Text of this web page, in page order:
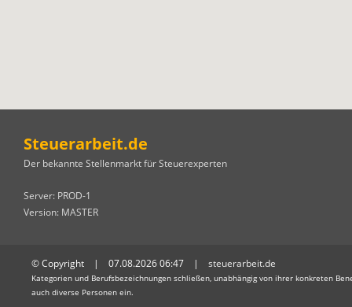
Steuerarbeit.de
Der bekannte Stellenmarkt für Steuerexperten
Server: PROD-1
Version: MASTER
© Copyright | 07.08.2026 06:47 | steuerarbeit.de
Kategorien und Berufsbezeichnungen schließen, unabhängig von ihrer konkreten
auch diverse Personen ein.